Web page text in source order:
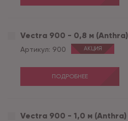
Vectra 900 - 0,8 м (Anthra)
Артикул: 900 АКЦИЯ
ПОДРОБНЕЕ
Vectra 900 - 1,0 м (Anthra)